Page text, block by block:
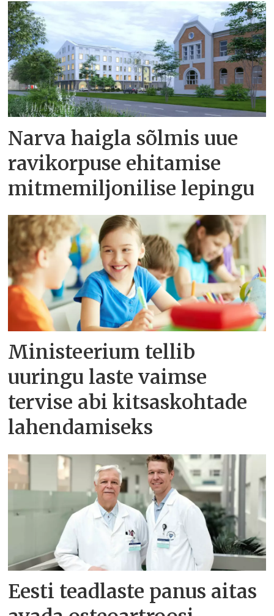
Narva haigla sõlmis uue
ravikorpuse ehitamise
mitmemiljonilise lepingu
Ministeerium tellib
uuringu laste vaimse
tervise abi kitsaskohtade
lahendamiseks
Eesti teadlaste panus aitas